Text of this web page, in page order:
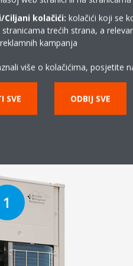
Ciljani kolačići: kolačići koji se
trećih strana, a
kampanja
više o kolačićima, posjetite
SVE ODBIJ SVE